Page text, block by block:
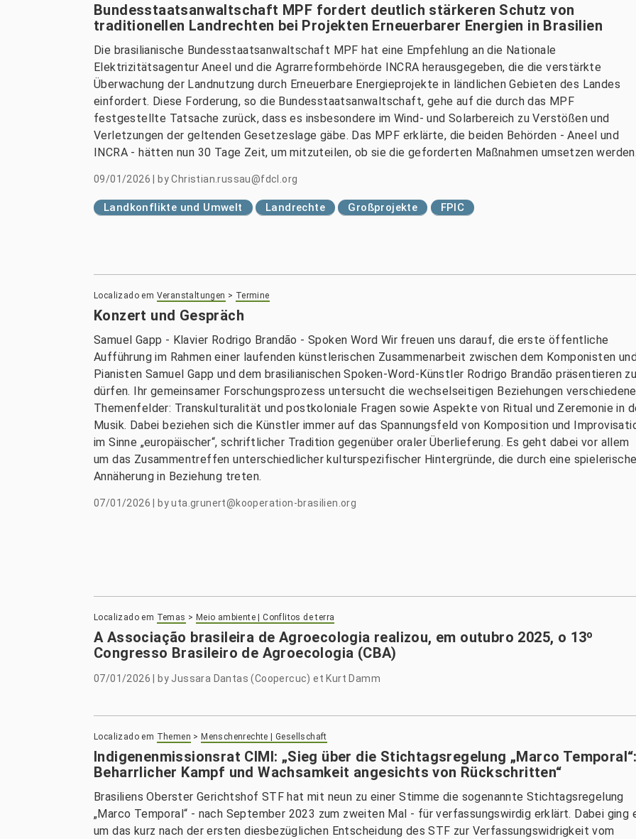
Bundesstaatsanwaltschaft MPF fordert deutlich stärkeren Schutz von
traditionellen Landrechten bei Projekten Erneuerbarer Energien in Brasilien
Die brasilianische Bundesstaatsanwaltschaft MPF hat eine Empfehlung an die Nationale
Elektrizitätsagentur Aneel und die Agrarreformbehörde INCRA herausgegeben, die die verstärkte
Überwachung der Landnutzung durch Erneuerbare Energieprojekte in ländlichen Gebieten des Landes
einfordert. Diese Forderung, so die Bundesstaatsanwaltschaft, gehe auf die durch das MPF
festgestellte Tatsache zurück, dass es insbesondere im Wind- und Solarbereich zu Verstößen und
Verletzungen der geltenden Gesetzeslage gäbe. Das MPF erklärte, die beiden Behörden - Aneel und
INCRA - hätten nun 30 Tage Zeit, um mitzuteilen, ob sie die geforderten Maßnahmen umsetzen
09/01/2026 byChristian.russau@fdcl.org
Landkonflikte und Umwelt Landrechte Großprojekte FPIC
Localizado em Veranstaltungen > Termine
Konzert und Gespräch
Samuel Gapp - Klavier Rodrigo Brandão - Spoken Word Wir freuen uns darauf, die erste öffentliche
Aufführung im Rahmen einer laufenden künstlerischen Zusammenarbeit zwischen dem Komponisten
Pianisten Samuel Gapp und dem brasilianischen Spoken-Word-Künstler Rodrigo Brandão präsentieren
dürfen. Ihr gemeinsamer Forschungsprozess untersucht die wechselseitigen Beziehungen
Themenfelder: Transkulturalität und postkoloniale Fragen sowie Aspekte von Ritual und Zeremonie in
Musik. Dabei beziehen sich die Künstler immer auf das Spannungsfeld von Komposition und
im Sinne „europäischer“, schriftlicher Tradition gegenüber oraler Überlieferung. Es geht dabei vor allem
um das Zusammentreffen unterschiedlicher kulturspezifischer Hintergründe, die durch eine
Annäherung in Beziehung treten.
07/01/2026 byuta.grunert@kooperation-brasilien.org
Localizado em Temas > Meio ambiente | Conflitos de terra
A Associação brasileira de Agroecologia realizou, em outubro 2025, o 13º
Congresso Brasileiro de Agroecologia (CBA)
07/01/2026 by Jussara Dantas (Coopercuc) et Kurt Damm
Localizado em Themen > Menschenrechte | Gesellschaft
Indigenenmissionsrat CIMI: „Sieg über die Stichtagsregelung „Marco
Beharrlicher Kampf und Wachsamkeit angesichts von Rückschritten“
Brasiliens Oberster Gerichtshof STF hat mit neun zu einer Stimme die sogenannte Stichtagsregelung
„Marco Temporal“ - nach September 2023 zum zweiten Mal - für verfassungswirdig erklärt. Dabei ging
um das kurz nach der ersten diesbezüglichen Entscheidung des STF zur Verfassungswidrigkeit vom